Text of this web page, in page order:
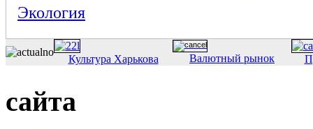
Экология
Культура Харькова Валютный рынок
сайта